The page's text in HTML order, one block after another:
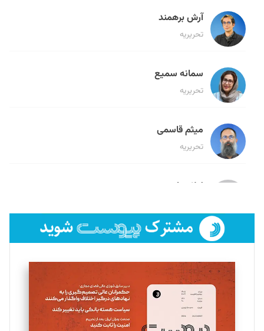
آرش برهمند
تحریریه
سمانه سمیع
تحریریه
میثم قاسمی
تحریریه
لیلا حنارود
فائزه فتحی رستمی
تحریریه
سروش کرمیان
تحریریه